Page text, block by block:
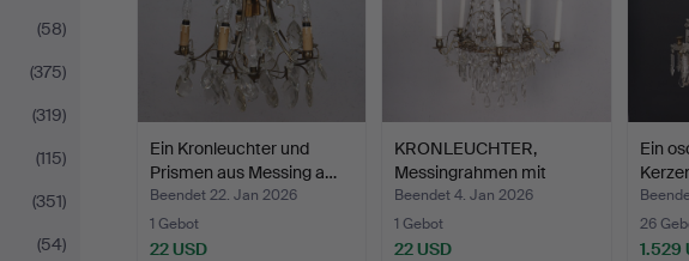
(58)
(375)
(319)
(115)
(351)
(54)
Ein Kronleuchter und
Prismen aus Messing a…
Beendet 22. Jan 2026
1 Gebot
22 USD
KRONLEUCHTER,
Messingrahmen mit
Prismen, 6…
Beendet 4. Jan 2026
1 Gebot
22 USD
Ein
Hälf…
26
1.529